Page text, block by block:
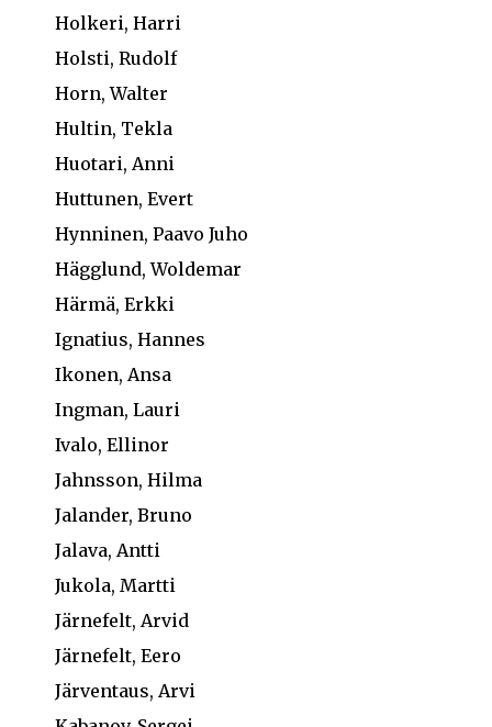
Holkeri, Harri
Holsti, Rudolf
Horn, Walter
Hultin, Tekla
Huotari, Anni
Huttunen, Evert
Hynninen, Paavo Juho
Hägglund, Woldemar
Härmä, Erkki
Ignatius, Hannes
Ikonen, Ansa
Ingman, Lauri
Ivalo, Ellinor
Jahnsson, Hilma
Jalander, Bruno
Jalava, Antti
Jukola, Martti
Järnefelt, Arvid
Järnefelt, Eero
Järventaus, Arvi